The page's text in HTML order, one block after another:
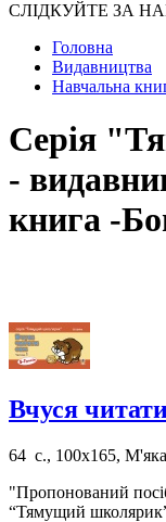
СЛІДКУЙТЕ ЗА
Головна
Видавництва
Навчальна
Серія
-
книга -
Вчуся
64 с., 100х165,
"Пропонований
“Тямущий